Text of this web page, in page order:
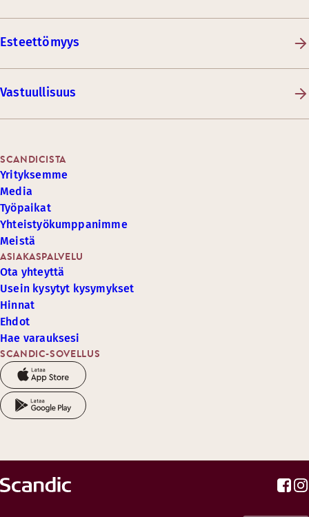
Esteettömyys
Vastuullisuus
SCANDIC-SOVELLUS
ASIAKASPALVELU
Ota yhteyttä
Usein kysytyt kysymykset
Hinnat
Ehdot
Hae varauksesi
SCANDICISTA
Yrityksemme
Media
Työpaikat
Yhteistyökumppanimme
Meistä